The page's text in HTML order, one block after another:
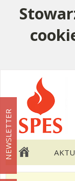
Menu
Menu główne
NEWSLETTER